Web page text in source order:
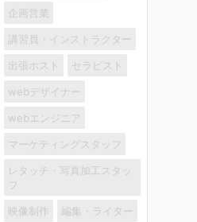
企画営業
講習員・インストラクター
出張ホスト セラピスト
webデザイナー
webエンジニア
マーケティングスタッフ
レタッチ・写真加工スタッ
フ
映像制作 編集・ライター